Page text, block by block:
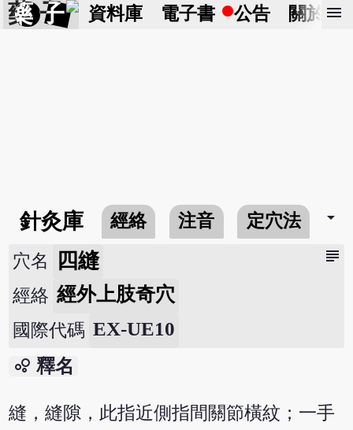
藥 子 資料庫 電子書 公告 關於 menu
針灸庫 經絡 注音 定穴法 arrow_drop_down
subject
穴名 四縫
經絡 經外上肢奇穴
國際代碼 EX-UE10
bubble_chart 釋名
縫，縫隙，此指近側指間關節橫紋；一手